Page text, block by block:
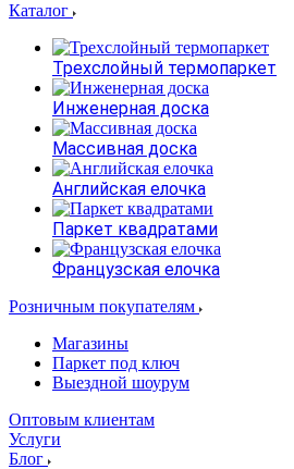
Каталог
Трехслойный термопаркет
Инженерная доска
Массивная доска
Английская елочка
Паркет квадратами
Французская елочка
Розничным покупателям
Магазины
Паркет под ключ
Выездной шоурум
Оптовым клиентам
Услуги
Блог